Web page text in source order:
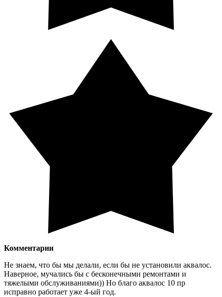
Комментарии
Не знаем, что бы мы делали, если бы не установили аквалос.
Наверное, мучались бы с бесконечными ремонтами и
тяжелыми обслуживаниями)) Но благо аквалос 10 пр
исправно работает уже 4-ый год.